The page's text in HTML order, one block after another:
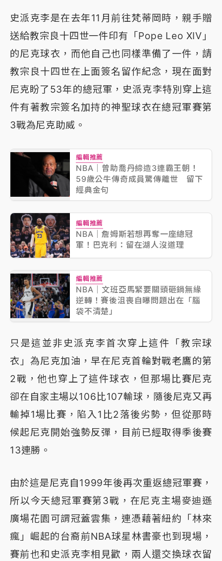
史派克李是在去年11月前往梵蒂岡時，親手贈
送給教宗良十四世一件印有「Pope Leo XIV」
的尼克球衣，而他自己也同樣準備了一件，請
教宗良十四世在上面簽名留作紀念，現在面對
尼克盼了53年的總冠軍，史派克李特別穿上這
件有著教宗簽名加持的神聖球衣在總冠軍賽第
3戰為尼克助威。
編輯推薦
NBA｜曾助喬丹締造3連霸王朝！
59歲公牛傳奇成員驚傳離世 留下
經典金句
編輯推薦
NBA｜詹姆斯若想再奪一座總冠
軍！巴克利：留在湖人沒道理
編輯推薦
NBA｜文班亞馬緊要關頭砸鍋無緣
逆轉！賽後沮喪自曝問題出在「腦
袋不清楚」
只是這並非史派克李首次穿上這件「教宗球
衣」為尼克加油，早在尼克首輪對戰老鷹的第
2戰，他也穿上了這件球衣，但那場比賽尼克
卻在自家主場以106比107輸球，隨後尼克又再
輸掉1場比賽，陷入1比2落後劣勢，但從那時
候起尼克開始強勢反彈，目前已經取得季後賽
13連勝。
由於這是尼克自1999年後再次重返總冠軍賽，
所以今天總冠軍賽第3戰，在尼克主場麥迪遜
廣場花園可謂冠蓋雲集，連憑藉著紐約「林來
瘋」崛起的台裔前NBA球星林書豪也到現場，
賽前也和史派克李相見歡，兩人還交換球衣留